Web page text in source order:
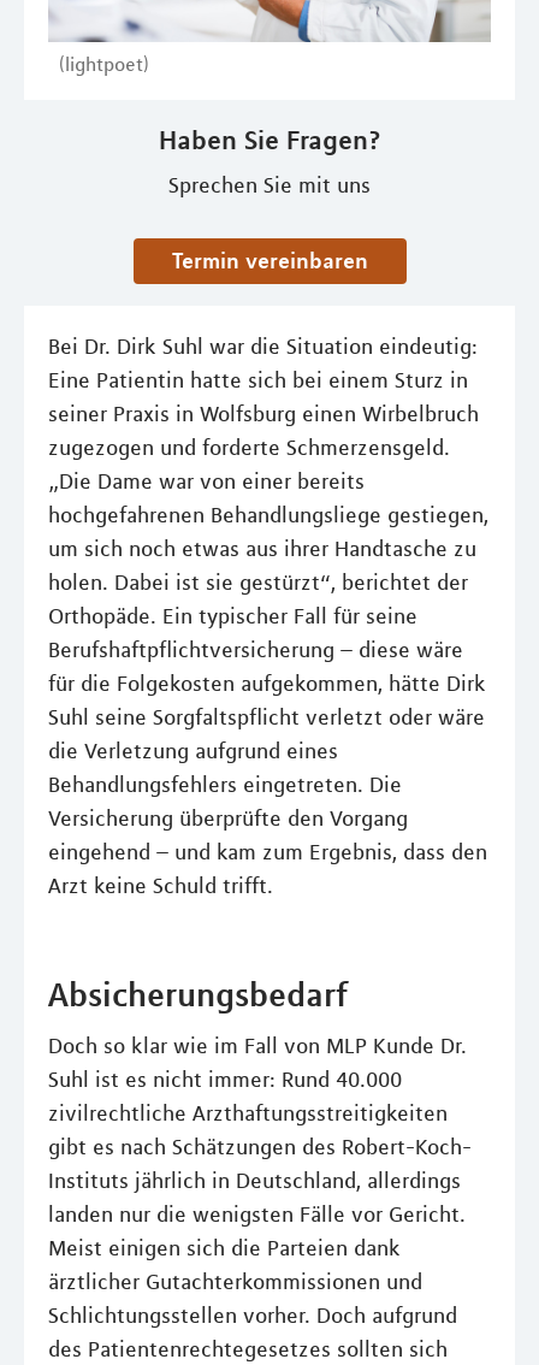
(lightpoet)
Haben Sie Fragen?
Sprechen Sie mit uns
Termin vereinbaren
Bei Dr. Dirk Suhl war die Situation eindeutig:
Eine Patientin hatte sich bei einem Sturz in
seiner Praxis in Wolfsburg einen Wirbelbruch
zugezogen und forderte Schmerzensgeld.
„Die Dame war von einer bereits
hochgefahrenen Behandlungsliege gestiegen,
um sich noch etwas aus ihrer Handtasche zu
holen. Dabei ist sie gestürzt“, berichtet der
Orthopäde. Ein typischer Fall für seine
Berufshaftpflichtversicherung – diese wäre
für die Folgekosten aufgekommen, hätte Dirk
Suhl seine Sorgfaltspflicht verletzt oder wäre
die Verletzung aufgrund eines
Behandlungsfehlers eingetreten. Die
Versicherung überprüfte den Vorgang
eingehend – und kam zum Ergebnis, dass den
Arzt keine Schuld trifft.
Absicherungsbedarf
Doch so klar wie im Fall von MLP Kunde Dr.
Suhl ist es nicht immer: Rund 40.000
zivilrechtliche Arzthaftungsstreitigkeiten
gibt es nach Schätzungen des Robert-Koch-
Instituts jährlich in Deutschland, allerdings
landen nur die wenigsten Fälle vor Gericht.
Meist einigen sich die Parteien dank
ärztlicher Gutachterkommissionen und
Schlichtungsstellen vorher. Doch aufgrund
des Patientenrechtegesetzes sollten sich